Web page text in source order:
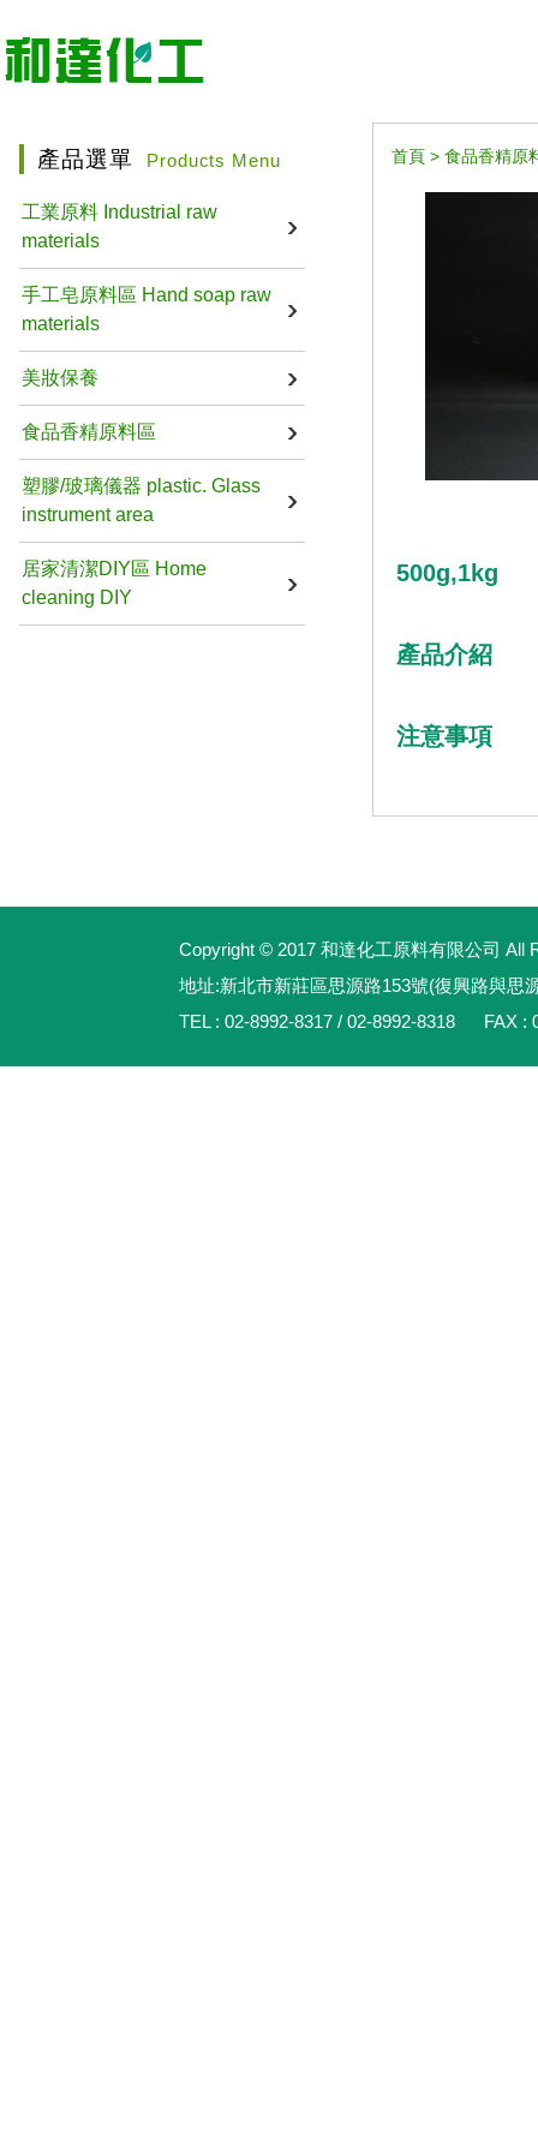
產品選單 Products Menu
工業原料 Industrial raw
materials
手工皂原料區 Hand soap raw
materials
美妝保養
食品香精原料區
塑膠/玻璃儀器 plastic. Glass
instrument area
居家清潔DIY區 Home
cleaning DIY
首頁 > 食品香精原
500g,1kg
產品介紹
注意事項
Copyright © 2017 和達化工原料有限公司 All
地址:新北市新莊區思源路153號(復興路與思
TEL : 02-8992-8317 / 02-8992-8318 FAX :